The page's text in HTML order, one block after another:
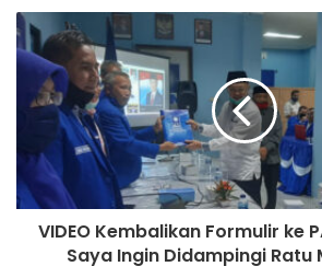
Nama Hoegeng kembali dipopulerkan
Gusdur melalui leluconnya. Dia
polisi yang jujur, yaitu polisi tidur,
Jenderal Hoegeng. Lelucon ini
oleh netizen yang berujung
Muhamad Usman
VIDEO Kembalikan Formulir ke
Saya Ingin Didampingi Ratu